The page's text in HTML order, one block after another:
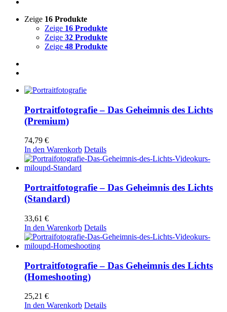
Zeige 16 Produkte
Zeige 16 Produkte
Zeige 32 Produkte
Zeige 48 Produkte
Portraitfotografie – Das Geheimnis des Lichts
(Premium)
74,79 €
In den Warenkorb Details
Portraitfotografie – Das Geheimnis des Lichts
(Standard)
33,61 €
In den Warenkorb Details
Portraitfotografie – Das Geheimnis des Lichts
(Homeshooting)
25,21 €
In den Warenkorb Details